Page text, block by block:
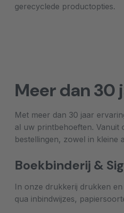
gerecyclede productopties.
Meer dan
Met meer dan 30 jaar
al uw printbehoeften. Vanuit
bestellingen, zowel in kleine
Boekbinderij &
In onze drukkerij drukken
qua inbindwijzes,